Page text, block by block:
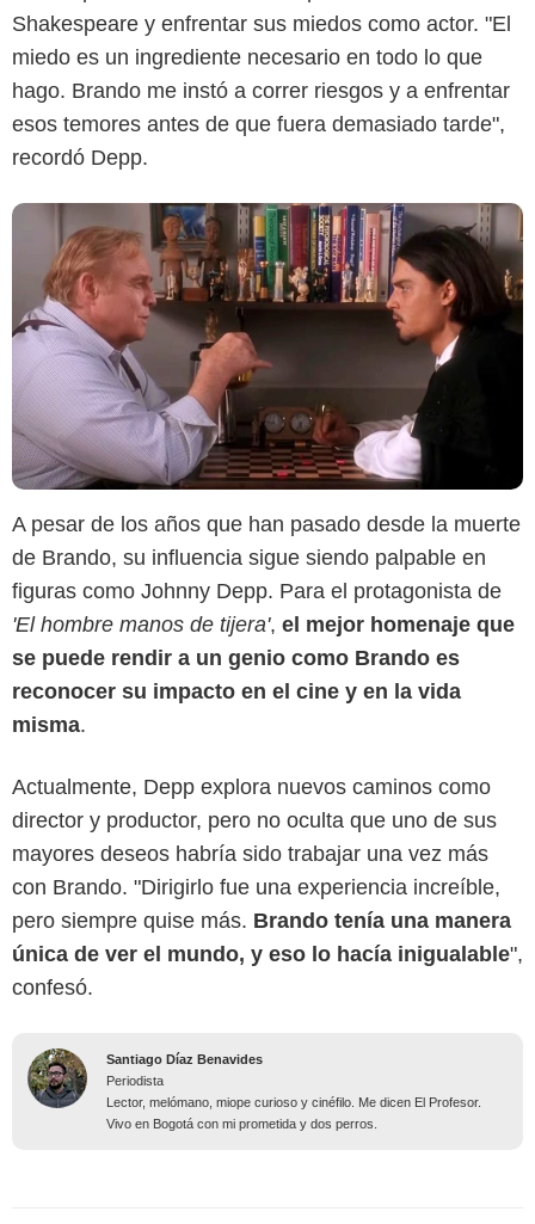
Shakespeare y enfrentar sus miedos como actor. "El
miedo es un ingrediente necesario en todo lo que
hago. Brando me instó a correr riesgos y a enfrentar
esos temores antes de que fuera demasiado tarde",
recordó Depp.
A pesar de los años que han pasado desde la muerte
de Brando, su influencia sigue siendo palpable en
figuras como Johnny Depp. Para el protagonista de
'El hombre manos de tijera', el mejor homenaje que
se puede rendir a un genio como Brando es
reconocer su impacto en el cine y en la vida
misma.
Actualmente, Depp explora nuevos caminos como
director y productor, pero no oculta que uno de sus
mayores deseos habría sido trabajar una vez más
con Brando. "Dirigirlo fue una experiencia increíble,
pero siempre quise más. Brando tenía una manera
única de ver el mundo, y eso lo hacía inigualable",
confesó.
Santiago Díaz Benavides
Periodista
Lector, melómano, miope curioso y cinéfilo. Me dicen El Profesor.
Vivo en Bogotá con mi prometida y dos perros.